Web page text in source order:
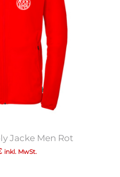
Jacke Men Rot
inkl. MwSt.